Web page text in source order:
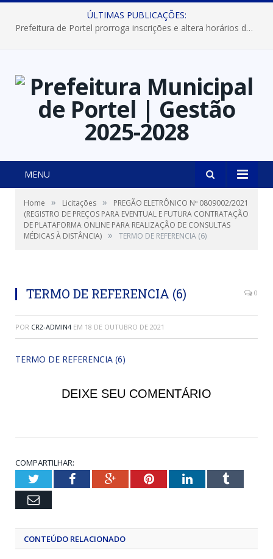
ÚLTIMAS PUBLICAÇÕES:
Prefeitura de Portel prorroga inscrições e altera horários dos concursos “Musa” e “Miss Mix Verão 2026”
MENU
Home » Licitações »
PREGÃO ELETRÔNICO Nº 0809002/2021
(REGISTRO DE PREÇOS PARA EVENTUAL E FUTURA CONTRATAÇÃO
DE PLATAFORMA ONLINE PARA REALIZAÇÃO DE CONSULTAS
MÉDICAS À DISTÂNCIA) » TERMO DE REFERENCIA (6)
TERMO DE REFERENCIA (6) 0
POR CR2-ADMIN4 EM 18 DE OUTUBRO DE 2021
TERMO DE REFERENCIA (6)
DEIXE SEU COMENTÁRIO
COMPARTILHAR:
TwitterFacebookGoogle+PinterestLinkedInTumblr
Email
CONTEÚDO RELACIONADO